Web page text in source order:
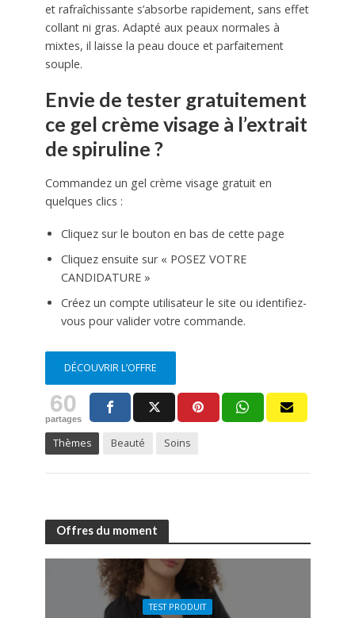
et rafraîchissante s’absorbe rapidement, sans effet
collant ni gras. Adapté aux peaux normales à
mixtes, il laisse la peau douce et parfaitement
souple.
Envie de tester gratuitement
ce gel crème visage à l’extrait
de spiruline ?
Commandez un gel crème visage gratuit en
quelques clics :
Cliquez sur le bouton en bas de cette page
Cliquez ensuite sur « POSEZ VOTRE
CANDIDATURE »
Créez un compte utilisateur le site ou identifiez-
vous pour valider votre commande.
DÉCOUVRIR L’OFFRE
60
partages
Thèmes Beauté Soins
Offres du moment
TEST PRODUIT